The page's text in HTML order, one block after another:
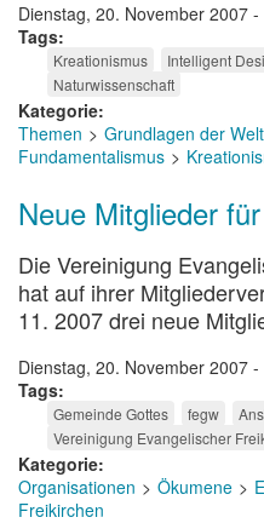
Dienstag, 20. November 2007 -
Tags
Kreationismus Intelligent
Naturwissenschaft
Kategorie
Themen
Grundlagen der
Fundamentalismus
Neue Mitglieder
Die Vereinigung
hat auf ihrer
11. 2007 drei neue
Dienstag, 20. November 2007 -
Tags
Gemeinde Gottes fegw
Vereinigung Evangelischer
Kategorie
Organisationen
Ökumene
Freikirchen